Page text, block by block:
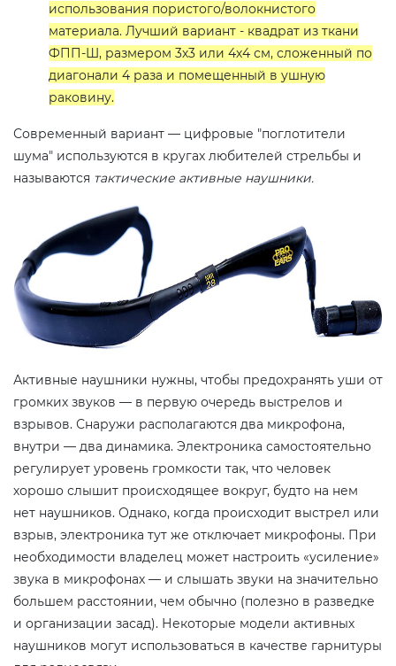
использования пористого/волокнистого
материала. Лучший вариант - квадрат из ткани
ФПП-Ш, размером 3х3 или 4х4 см, сложенный по
диагонали 4 раза и помещенный в ушную
раковину.
Современный вариант — цифровые "поглотители
шума" используются в кругах любителей стрельбы и
называются тактические активные наушники.
Активные наушники нужны, чтобы предохранять уши от
громких звуков — в первую очередь выстрелов и
взрывов. Снаружи располагаются два микрофона,
внутри — два динамика. Электроника самостоятельно
регулирует уровень громкости так, что человек
хорошо слышит происходящее вокруг, будто на нем
нет наушников. Однако, когда происходит выстрел или
взрыв, электроника тут же отключает микрофоны. При
необходимости владелец может настроить «усиление»
звука в микрофонах — и слышать звуки на значительно
большем расстоянии, чем обычно (полезно в разведке
и организации засад). Некоторые модели активных
наушников могут использоваться в качестве гарнитуры